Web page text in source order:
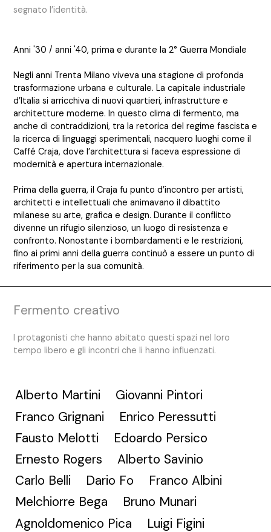
segnato l’identità.
Anni '30 / anni '40, prima e durante la 2° Guerra Mondiale
Negli anni Trenta Milano viveva una stagione di profonda
trasformazione urbana e culturale. La capitale industriale
d’Italia si arricchiva di nuovi quartieri, infrastrutture e
architetture moderne. In questo clima di fermento, ma
anche di contraddizioni, tra la retorica del regime fascista e
la ricerca di linguaggi sperimentali, nacquero luoghi come il
Caffé Craja, dove l’architettura si faceva espressione di
modernità e apertura internazionale.
Prima della guerra, il Craja fu punto d’incontro per artisti,
architetti e intellettuali che animavano il dibattito
milanese su arte, grafica e design. Durante il conflitto
divenne un rifugio silenzioso, un luogo di resistenza e
confronto. Nonostante i bombardamenti e le restrizioni,
fino ai primi anni della guerra continuò a essere un punto di
riferimento per la sua comunità.
Fermento creativo
I protagonisti che hanno abitato questi spazi nel loro
tempo libero e gli incontri che li hanno influenzati.
Alberto Martini
Giovanni Pintori
Franco Grignani
Enrico Peressutti
Fausto Melotti
Edoardo Persico
Ernesto Rogers
Alberto Savinio
Carlo Belli
Dario Fo
Franco Albini
Melchiorre Bega
Bruno Munari
Agnoldomenico Pica
Luigi Figini